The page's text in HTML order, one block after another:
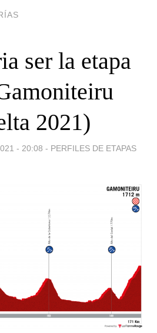
ser la etapa
2021)
- 20:08 - PERFILES DE ETAPAS